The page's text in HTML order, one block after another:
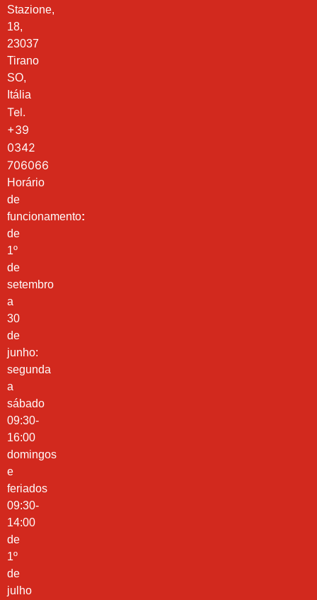
Stazione,
18,
23037
Tirano
SO,
Itália
Tel.
+39
0342
706066
Horário
de
funcionamento:
de
1º
de
setembro
a
30
de
junho:
segunda
a
sábado
09:30-
16:00
domingos
e
feriados
09:30-
14:00
de
1º
de
julho